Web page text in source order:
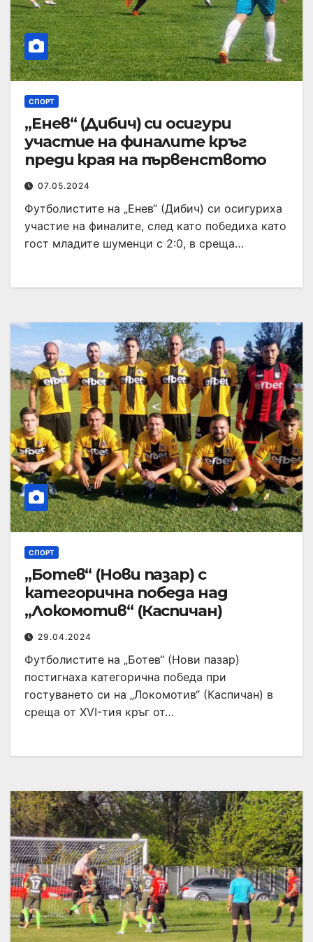
СПОРТ
„Eнев“ (Дибич) си осигури
участие на финалите кръг
преди края на първенството
07.05.2024
Футболистите на „Енев“ (Дибич) си осигуриха
участие на финалите, след като победиха като
гост младите шуменци с 2:0, в среща…
СПОРТ
„Ботев“ (Нови пазар) с
категорична победа над
„Локомотив“ (Каспичан)
29.04.2024
Футболистите на „Ботев“ (Нови пазар)
постигнаха категорична победа при
гостуването си на „Локомотив“ (Каспичан) в
среща от ХVI-тия кръг от…